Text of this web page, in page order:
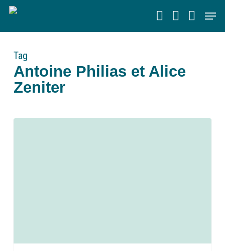
Skip
main
Tag
Antoine Philias et Alice
Zeniter